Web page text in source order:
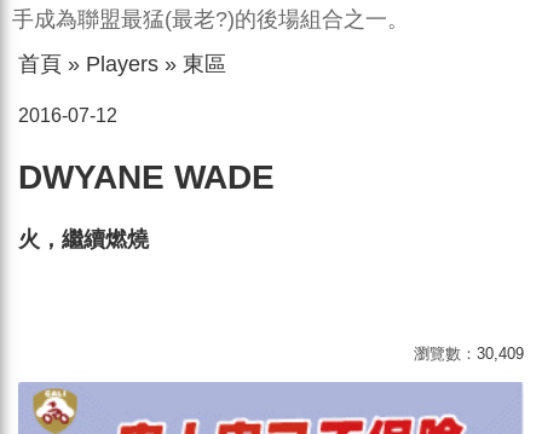
手成為聯盟最猛(最老?)的後場組合之一。
首頁 » Players » 東區
2016-07-12
DWYANE WADE
火，繼續燃燒
瀏覽數： 30,409